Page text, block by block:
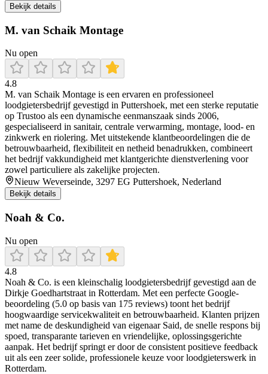
Bekijk details
M. van Schaik Montage
Nu open
4.8
M. van Schaik Montage is een ervaren en professioneel
loodgietersbedrijf gevestigd in Puttershoek, met een sterke reputatie
op Trustoo als een dynamische eenmanszaak sinds 2006,
gespecialiseerd in sanitair, centrale verwarming, montage, lood- en
zinkwerk en riolering. Met uitstekende klantbeoordelingen die de
betrouwbaarheid, flexibiliteit en netheid benadrukken, combineert
het bedrijf vakkundigheid met klantgerichte dienstverlening voor
zowel particuliere als zakelijke projecten.
Nieuw Weverseinde, 3297 EG Puttershoek, Nederland
Bekijk details
Noah & Co.
Nu open
4.8
Noah & Co. is een kleinschalig loodgietersbedrijf gevestigd aan de
Dirkje Goedhartstraat in Rotterdam. Met een perfecte Google-
beoordeling (5.0 op basis van 175 reviews) toont het bedrijf
hoogwaardige servicekwaliteit en betrouwbaarheid. Klanten prijzen
met name de deskundigheid van eigenaar Said, de snelle respons bij
spoed, transparante tarieven en vriendelijke, oplossingsgerichte
aanpak. Het bedrijf springt er door de consistent positieve feedback
uit als een zeer solide, professionele keuze voor loodgieterswerk in
Rotterdam.